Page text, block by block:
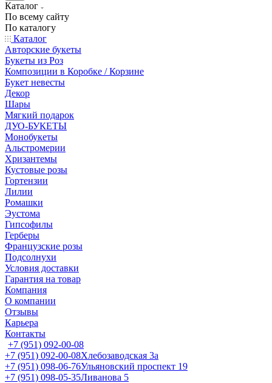
Каталог
По всему сайту
По каталогу
Каталог
Авторские букеты
Букеты из Роз
Композиции в Коробке / Корзине
Букет невесты
Декор
Шары
Мягкий подарок
ДУО-БУКЕТЫ
Монобукеты
Альстромерии
Хризантемы
Кустовые розы
Гортензии
Лилии
Ромашки
Эустома
Гипсофилы
Герберы
Французские розы
Подсолнухи
Условия доставки
Гарантия на товар
Компания
О компании
Отзывы
Карьера
Контакты
+7 (951) 092-00-08
+7 (951) 092-00-08Хлебозаводская 3а
+7 (951) 098-06-76Ульяновский проспект 19
+7 (951) 098-05-35Ливанова 5